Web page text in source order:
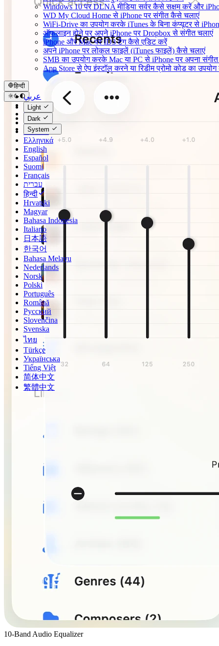
Windows 10 पर DLNA मीडिया सर्वर कैसे सक्षम करें और
WD My Cloud Home से iPhone पर संगीत कैसे चलाएं
WiFi-Drive का उपयोग करके iTunes के बिना कंप्यूटर से
ऑफलाइन होने पर अपने iPhone पर Dropbox से संगीत चलाएं
iPhone और Mac पर ID3 टैग कैसे एडिट करें
अपने iPhone पर लोकल फाइलें (iTunes फाइलें) कैसे चलाएं
SMB का उपयोग करके Mac या PC से iPhone पर अपना
App Store से ऐप इंस्टॉल करने या रिडीम प्रोमो कोड का
हिन्दी
عربي
Català
Čeština
Dansk
Deutsch
Ελληνικά
English
Español
Suomi
Français
עברית
हिन्दी
Hrvatski
Magyar
Bahasa Indonesia
Italiano
日本語
한국어
Bahasa Melayu
Nederlands
Norsk
Polski
Português
Română
Русский
Slovenčina
Svenska
ไทย
Türkçe
Українська
Tiếng Việt
简体中文
繁體中文
Light
Dark
System
10-Band Audio Equalizer